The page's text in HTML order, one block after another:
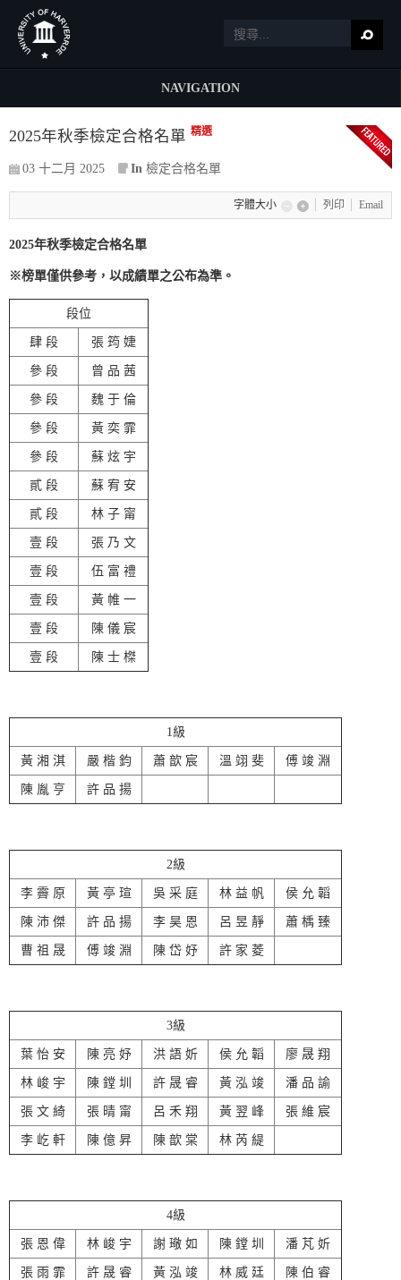
NAVIGATION
2025年秋季檢定合格名單 精選
03 十二月 2025 In 檢定合格名單
字體大小 列印 Email
2025年秋季檢定合格名單
※榜單僅供參考，以成績單之公布為準。
段位
肆 段 張 筠 婕
參 段 曾 品 茜
參 段 魏 于 倫
參 段 黃 奕 霏
參 段 蘇 炫 宇
貳 段 蘇 宥 安
貳 段 林 子 甯
壹 段 張 乃 文
壹 段 伍 富 禮
壹 段 黃 帷 一
壹 段 陳 儀 宸
壹 段 陳 士 榤
1級
黃 湘 淇 嚴 楷 鈞 蕭 歆 宸 溫 翊 斐 傅 竣 淵
陳 胤 亨 許 品 揚
2級
李 霽 原 黃 亭 瑄 吳 采 庭 林 益 帆 侯 允 韜
陳 沛 傑 許 品 揚 李 昊 恩 呂 昱 靜 蕭 楀 臻
曹 祖 晟 傅 竣 淵 陳 岱 妤 許 家 菱
3級
葉 怡 安 陳 亮 妤 洪 語 妡 侯 允 韜 廖 晟 翔
林 峻 宇 陳 鏜 圳 許 晟 睿 黃 泓 竣 潘 品 諭
張 文 綺 張 晴 甯 呂 禾 翔 黃 翌 峰 張 維 宸
李 屹 軒 陳 億 昇 陳 歆 棠 林 芮 緹
4級
張 恩 偉 林 峻 宇 謝 璥 如 陳 鏜 圳 潘 芃 妡
張 雨 霏 許 晟 睿 黃 泓 竣 林 威 廷 陳 伯 睿